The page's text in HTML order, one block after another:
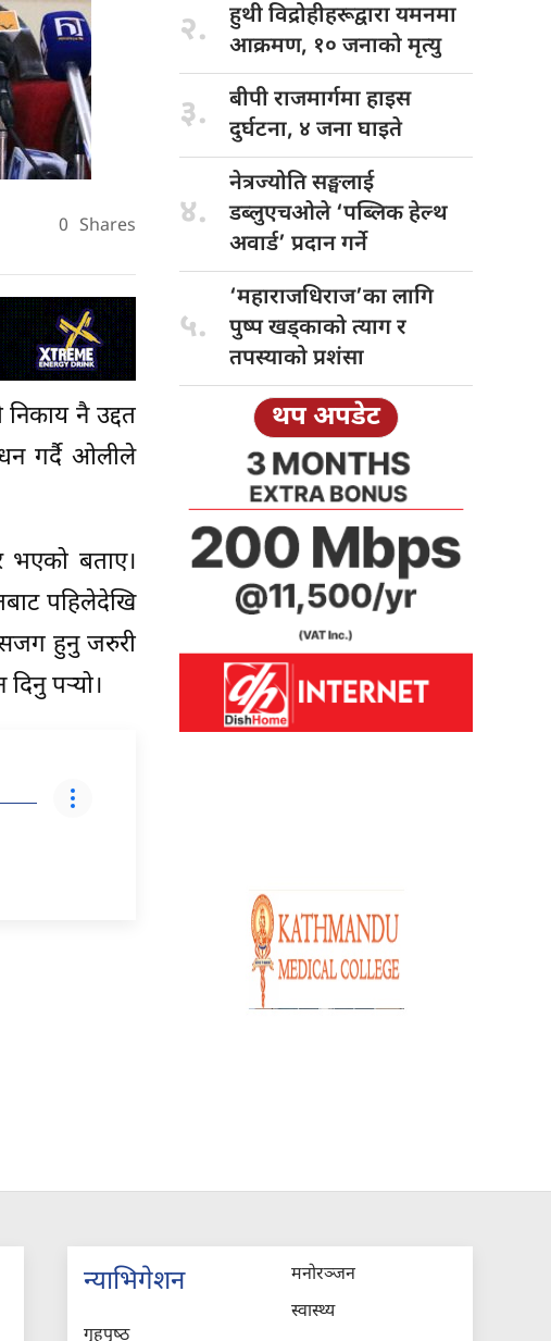
0 Shares
नै उद्दत
गर्दै ओलीले
भएको बताए।
पहिलेदेखि
हुनु जरुरी
पर्‍यो।
२. हुथी विद्रोहीहरूद्वारायमनमा
आक्रमण, १० जनाको मृत्यु
३. बीपी राजमार्गमाहाइस
दुर्घटना, ४ जना घाइते
४.
नेत्रज्योति सङ्घलाई
डब्लुएचओले ‘पब्लिक हेल्थ
अवार्ड’ प्रदान गर्ने
५.
‘महाराजधिराज’का लागि
पुष्प खड्काको त्याग र
तपस्याको प्रशंसा
थप अपडेट
न्याभिगेशन
गृहपृष्‍ठ
मनोरञ्जन
स्वास्थ्य